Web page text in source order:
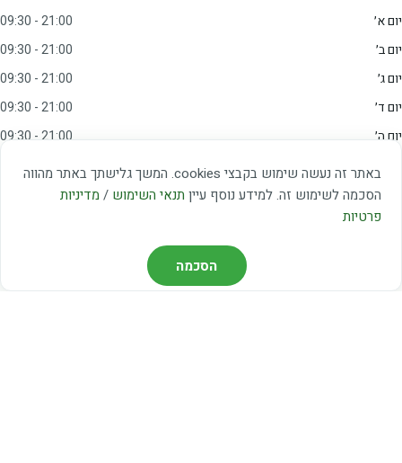
באתר זה נעשה שימוש בקבצי cookies. המשך גלישתך באתר מהווה
הסכמה לשימוש זה. למידע נוסף עיין תנאי השימוש / מדיניות
פרטיות
הסכמה
יום א׳
09:30 - 21:00
יום ב׳
09:30 - 21:00
יום ג׳
09:30 - 21:00
יום ד׳
09:30 - 21:00
יום ה׳
09:30 - 21:00
09:00 - 15:00
שבת
20:00 - 23:00